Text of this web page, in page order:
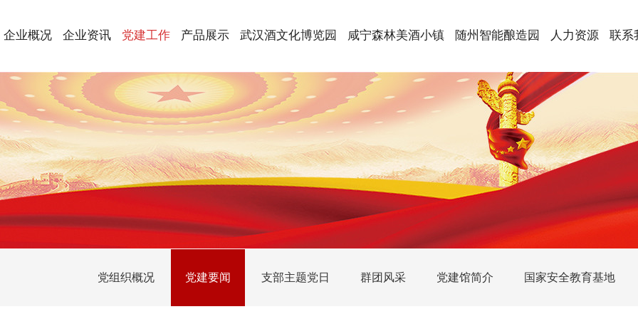
企业概况 企业资讯 党建工作 产品展示 武汉酒文化博览园 咸宁森林美酒小镇 随州智能酿造园 人力资源 联系
党组织概况 党建要闻 支部主题党日 群团风采 党建馆简介 国家安全教育基地